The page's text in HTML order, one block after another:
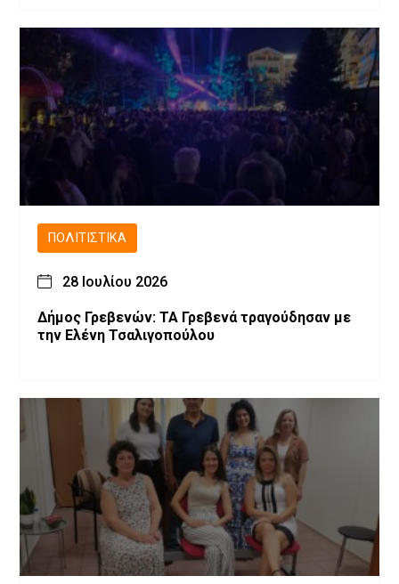
ΠΟΛΙΤΙΣΤΙΚΆ
28 Ιουλίου 2026
Δήμος Γρεβενών: ΤΑ Γρεβενά τραγούδησαν με
την Ελένη Τσαλιγοπούλου